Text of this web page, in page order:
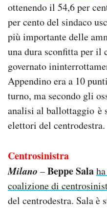
ottenendo il 54,6 per
per cento del sindaco
più importante delle
una dura sconfitta per il
governato
Appendino era a 10
turno, ma secondo gli
analisi al ballottaggio è
elettori del centrodestra.
Centrosinistra
Milano –Beppe Sala
coalizione di
del centrodestra. Sala è